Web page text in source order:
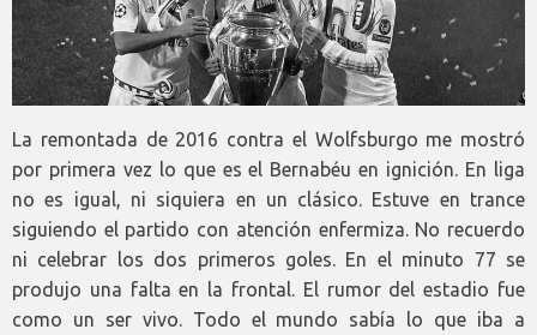
La remontada de 2016 contra el Wolfsburgo me mostró
por primera vez lo que es el Bernabéu en ignición. En liga
no es igual, ni siquiera en un clásico. Estuve en trance
siguiendo el partido con atención enfermiza. No recuerdo
ni celebrar los dos primeros goles. En el minuto 77 se
produjo una falta en la frontal. El rumor del estadio fue
como un ser vivo. Todo el mundo sabía lo que iba a